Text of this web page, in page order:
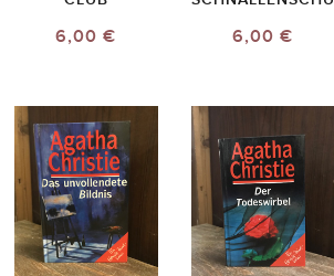
6,00 € 6,00 €